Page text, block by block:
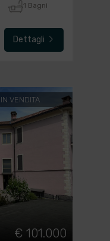
1 Bagni
Dettagli
IN VENDITA
€ 101.000